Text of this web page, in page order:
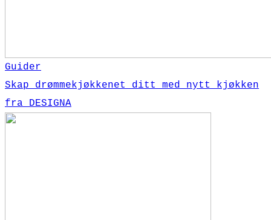
Guider
Skap drømmekjøkkenet ditt med nytt kjøkken
fra DESIGNA